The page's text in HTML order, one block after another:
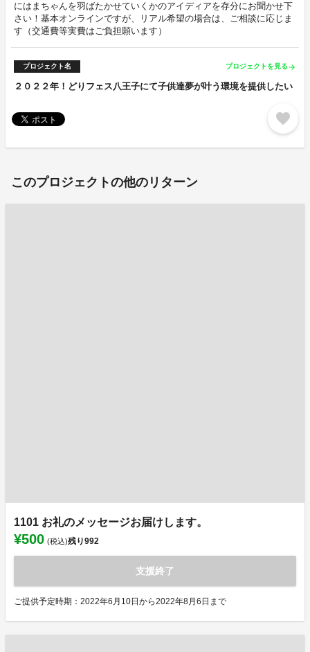
にはまちゃんを羽ばたかせていくかのアイディアを存分にお聞かせ下
さい！基本オンラインですが、リアル希望の場合は、ご相談に応じま
す（交通費等実費はご負担願います）
プロジェクト名 プロジェクトを見る arrow_forward
２０２２年！どりフェス八王子にて子供達夢が叶う環境を提供したい
favorite
このプロジェクトの他のリターン
1101 お礼のメッセージお届けします。
¥500 (税込)残り992
支援終了
ご提供予定時期：2022年6月10日から2022年8月6日まで